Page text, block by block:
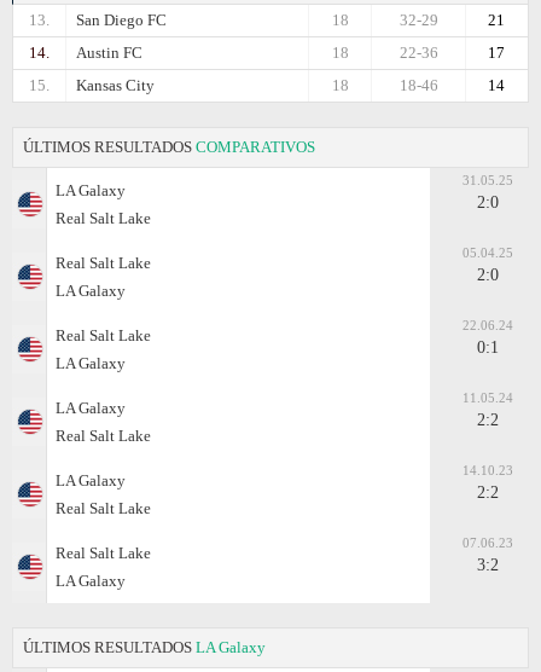
13. San Diego FC 21
32-29
18
14.
Austin FC 17
22-36
18
15.
Kansas City 14
18-46
18
ÚLTIMOS RESULTADOS COMPARATIVOS
LA Galaxy
Real Salt Lake
31.05.25
2:0
Real Salt Lake
LA Galaxy
05.04.25
2:0
Real Salt Lake
LA Galaxy
22.06.24
0:1
LA Galaxy
Real Salt Lake
11.05.24
2:2
LA Galaxy
Real Salt Lake
14.10.23
2:2
Real Salt Lake
LA Galaxy
07.06.23
3:2
ÚLTIMOS RESULTADOS LA Galaxy